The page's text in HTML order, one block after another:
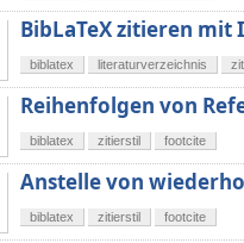
BibLaTeX zitieren
biblatex literaturverzeichnis
Reihenfolgen von
biblatex zitierstil footcite
Anstelle von
biblatex zitierstil footcite